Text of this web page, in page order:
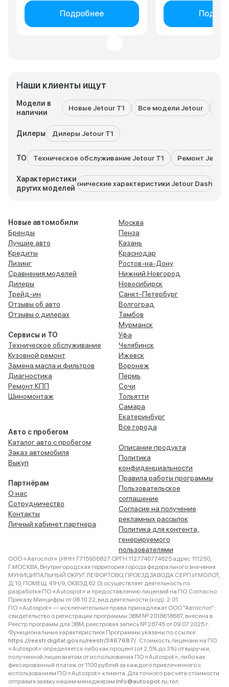
Наши клиенты ищут
Модели в
наличии
Новые Jetour T1 Все модели Jetour
Дилеры Дилеры Jetour T1
ТО Техническое обслуживание Jetour T1 Ремонт Jetour
Характеристики
других моделей
Технические характеристики Jetour Dashing
Подробнее
Новые автомобили
Бренды
Лучшие авто
Кредиты
Лизинг
Сравнения моделей
Дилеры
Трейд-ин
Отзывы об авто
Отзывы о дилерах
Сервисы и ТО
Техническое обслуживание
Кузовной ремонт
Замена масла и фильтров
Диагностика
Ремонт КПП
Шиномонтаж
Авто с пробегом
Каталог авто с пробегом
Заказ автомобиля
Выкуп
Партнёрам
О нас
Сотрудничество
Контакты
Личный кабинет партнера
Москва
Пенза
Казань
Краснодар
Ростов-на-Дону
Нижний Новгород
Новосибирск
Санкт-Петербург
Волгоград
Тамбов
Мурманск
Уфа
Челябинск
Ижевск
Воронеж
Пермь
Сочи
Тольятти
Самара
Екатеринбург
Все города
Описание продукта
Политика
конфиденциальности
Правила работы программы
Пользовательское
соглашение
Согласие на получение
рекламных рассылок
Политика для контента,
генерируемого
пользователями
ООО «Автоспот» (ИНН 7715936827 ОРГН 1127746774825 адрес 111250,
Г.МОСКВА, Внутригородская территория города федерального значения
МУНИЦИПАЛЬНЫЙ ОКРУГ ЛЕФОРТОВО, ПРОЕЗД ЗАВОДА СЕРП И МОЛОТ,
Д. 10, ПОМЕЩ. 41Н/9, ОКВЭД 62.0) осуществляет деятельность по
разработке ПО «Autospot» и предоставлению лицензий на ПО. Согласно
Приказу Минцифры от 08.10.22, вид деятельности (код): 2.01.
ПО «Autospot» — исключительные права принадлежат ООО "Автоспот":
свидетельство о регистрации программы ЭВМ № 2018618687, внесена в
Реестр программ для ЭВМ, реестровая запись № 28745 от 09.07.2025 г.
Функциональные характеристики Программы указаны по ссылке:
https://reestr.digital.gov.ru/reestr/3467687/ . Стоимость лицензии на ПО
«Autospot» определяется либо как процент (от 2,5% до 3%) от выручки,
полученной лицензиатом от использования ПО «Autospot», либо как
фиксированный платеж от 1100 рублей за каждого привлеченного с
использованием ПО «Autospot» клиента. Для точного расчета стоимости
отправьте заявку нашим менеджерам info@autospot.ru, тел.